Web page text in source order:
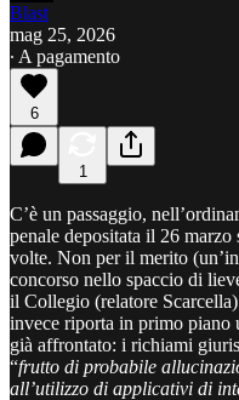
Blast
mag 25, 2026
∙ A pagamento
6
1
C’è un passaggio,
penale depositata il 26 marzo
volte. Non per il merito
concorso nello spaccio di
il Collegio (relatore
invece riporta in primo piano
già affrontato: i richiami
“frutto di probabile
all’utilizzo di applicativi di